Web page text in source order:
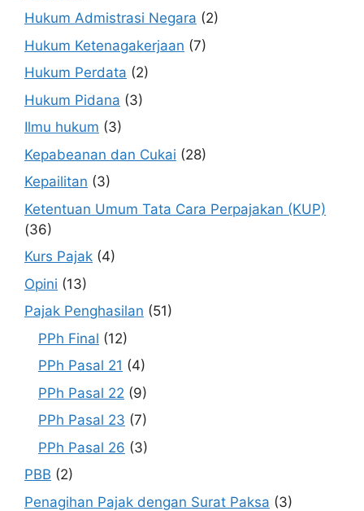
Hukum Admistrasi Negara (2)
Hukum Ketenagakerjaan (7)
Hukum Perdata (2)
Hukum Pidana (3)
Ilmu hukum (3)
Kepabeanan dan Cukai (28)
Kepailitan (3)
Ketentuan Umum Tata Cara Perpajakan (KUP)
(36)
Kurs Pajak (4)
Opini (13)
Pajak Penghasilan (51)
PPh Final (12)
PPh Pasal 21 (4)
PPh Pasal 22 (9)
PPh Pasal 23 (7)
PPh Pasal 26 (3)
PBB (2)
Penagihan Pajak dengan Surat Paksa (3)